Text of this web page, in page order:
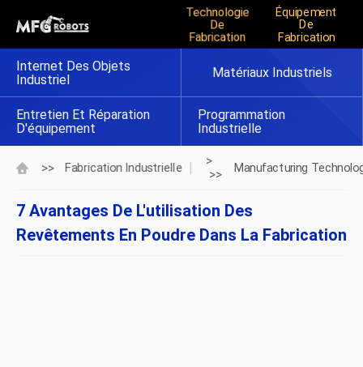
Technologie
De
Fabrication
Équipement
De
Fabrication
Internet Des Objets
Industriel
Matériaux Industriels
Entretien Et Réparation
D'équipement
Programmation
Industrielle
>> Fabrication Industrielle
>
>>
Manufacturing
7 Avantages De L'utilisation Des
Revêtements En Poudre Dans La Fabrication